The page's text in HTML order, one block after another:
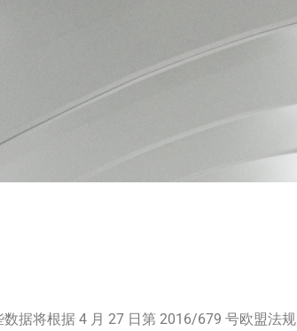
据将根据 4 月 27 日第 2016/679 号欧盟法规